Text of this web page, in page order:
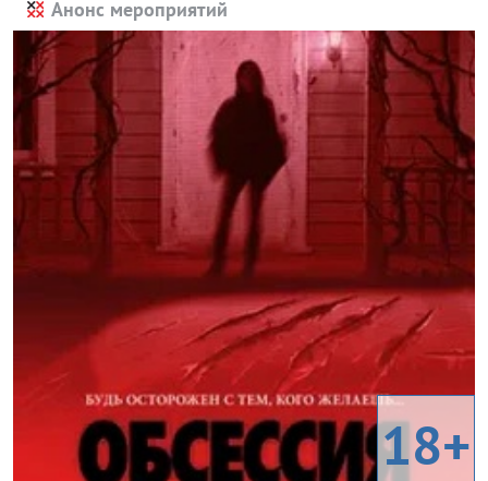
Анонс мероприятий
18+